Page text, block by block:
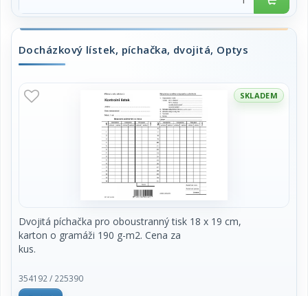
Docházkový lístek, píchačka, dvojitá, Optys
SKLADEM
Dvojitá píchačka pro oboustranný tisk 18 x 19 cm,
karton o gramáži 190 g-m2. Cena za
kus.
354192 / 225390